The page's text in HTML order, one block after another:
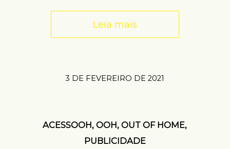
Leia mais
3 DE FEVEREIRO DE 2021
ACESSOOH,OOH,OUT OF HOME,
PUBLICIDADE